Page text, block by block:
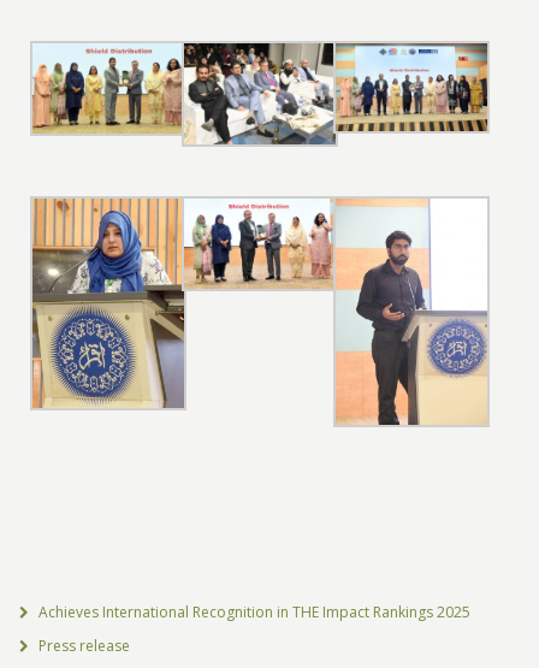
Achieves International Recognition in THE Impact Rankings 2025
Press release